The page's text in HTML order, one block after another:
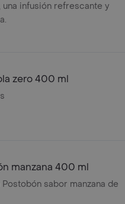
una infusión refrescante y
zero 400 ml
manzana 400 ml
sabor manzana de